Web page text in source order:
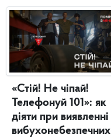
«Стій! Не чіпай!
Телефонуй 101»: як
діяти при виявленні
вибухонебезпечних